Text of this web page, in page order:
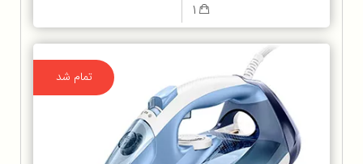
تمام شد